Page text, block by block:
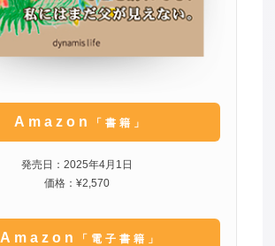
Amazon 「書籍」
発売日：2025年4月1日
価格：¥2,570
Amazon 「電子書籍」